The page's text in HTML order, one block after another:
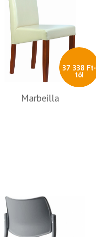
37 338 Ft-
tól
Marbeilla